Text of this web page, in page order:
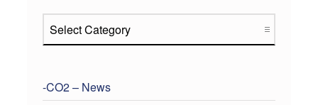
Stöbern
-CO2 – News